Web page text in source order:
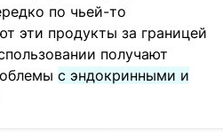
по чьей-то
эти продукты за границей
получают
с эндокринными и